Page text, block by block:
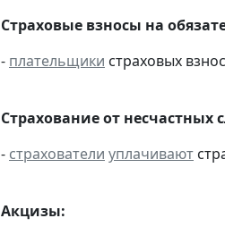
Страховые взносы на
- плательщики страховых
Страхование от несчастных
- страхователи уплачивают
Акцизы: